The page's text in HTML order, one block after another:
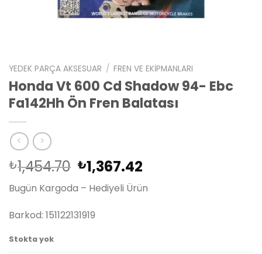
YEDEK PARÇA AKSESUAR / FREN VE EKIPMANLARI
Honda Vt 600 Cd Shadow 94- Ebc
Fa142Hh Ön Fren Balatası
₺1,454.70 Orijinal
fiyat:
₺1,454.70.
₺1,367.42
fiyat:
Bugün Kargoda – Hediyeli Ürün
Barkod: 151122131919
Stokta yok